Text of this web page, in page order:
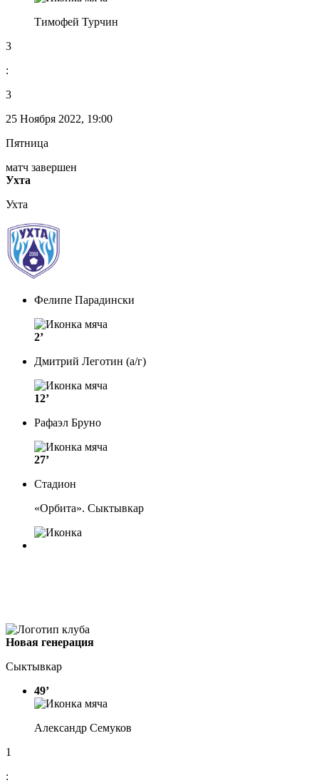
Тимофей Турчин
3
:
3
25 Ноября 2022, 19:00
Пятница
матч завершен
Ухта
Ухта
Фелипе Парадински
2’
Дмитрий Леготин (а/г)
12’
Рафаэл Бруно
27’
Стадион
«Орбита». Сыктывкар
Новая генерация
Сыктывкар
49’
Александр Семуков
1
: